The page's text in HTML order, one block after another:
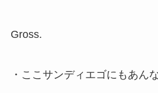
Gross.
・ここサンディエゴにもあん